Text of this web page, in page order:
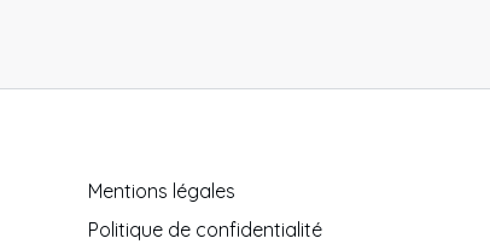
Mentions légales
Politique de confidentialité